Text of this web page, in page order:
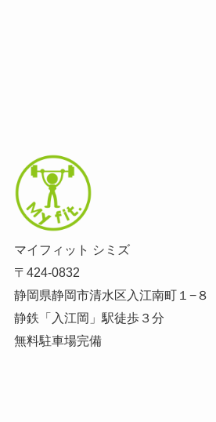
マイフィット シミズ
〒424-0832
静岡県静岡市清水区入江南町１−８
静鉄「入江岡」駅徒歩３分
無料駐車場完備